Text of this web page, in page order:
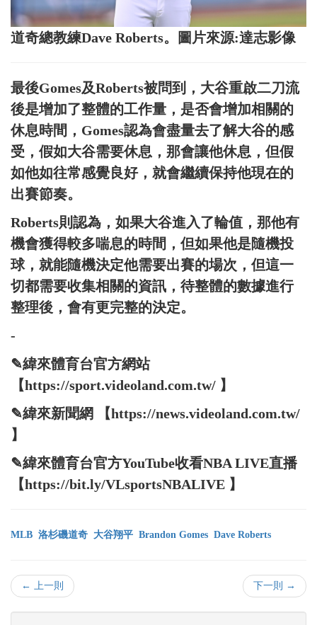
道奇總教練Dave Roberts。圖片來源:達志影像
最後Gomes及Roberts被問到，大谷重啟二刀流
後是增加了整體的工作量，是否會增加相關的
休息時間，Gomes認為會盡量去了解大谷的感
受，假如大谷需要休息，那會讓他休息，但假
如他如往常感覺良好，就會繼續保持他現在的
出賽節奏。
Roberts則認為，如果大谷進入了輪值，那他有
機會獲得較多喘息的時間，但如果他是隨機投
球，就能隨機決定他需要出賽的場次，但這一
切都需要收集相關的資訊，待整體的數據進行
整理後，會有更完整的決定。
-
✎緯來體育台官方網站
【https://sport.videoland.com.tw/ 】
✎緯來新聞網 【https://news.videoland.com.tw/
】
✎緯來體育台官方YouTube收看NBA LIVE直播
【https://bit.ly/VLsportsNBALIVE 】
MLB 洛杉磯道奇 大谷翔平 Brandon Gomes Dave Roberts
← 上一則 下一則 →